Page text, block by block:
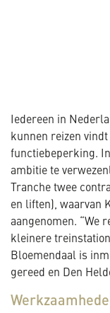
Iedereen in
kunnen reizen
functiebeperking. In
ambitie te
Tranche twee
en liften), waarvan
aangenomen. “We
kleinere
Bloemendaal is
gereed en Den